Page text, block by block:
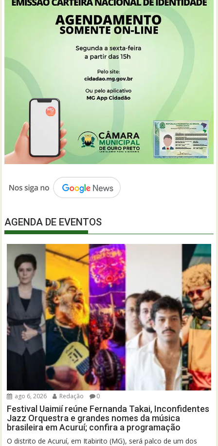
AGENDA DE EVENTOS
ago 6, 2026 Redação 0
Festival Uaimií reúne Fernanda Takai, Inconfidentes
Jazz Orquestra e grandes nomes da música
brasileira em Acuruí; confira a programação
O distrito de Acuruí, em Itabirito (MG), será palco de um dos